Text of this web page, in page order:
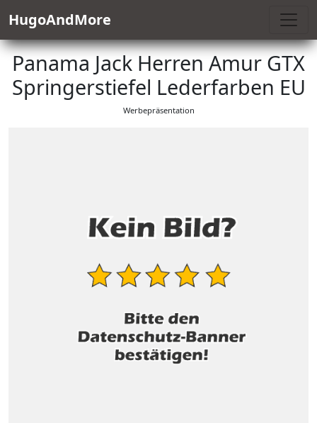
HugoAndMore
Panama Jack Herren Amur GTX
Springerstiefel Lederfarben EU
Werbepräsentation